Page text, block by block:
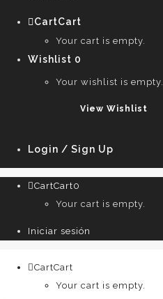
CartCart
Your cart is empty.
Wishlist 0
Your wishlist is empty.
View Wishlist
Login / Sign Up
CartCart0
Your cart is empty.
Iniciar sesión
CartCart
Your cart is empty.